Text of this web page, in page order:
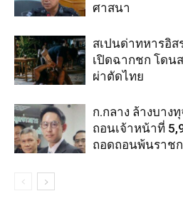
ศาสนา
สเปนด่าทหารอิส
เปิดฉากชก โดน
ผ่าตัดไทย
ก.กลาง ล้างบาง
ถอนเจ้าหน้าที่
ถอดถอนพ้นราช